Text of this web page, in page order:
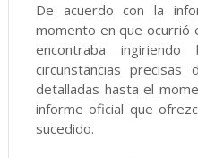
De acuerdo con la
momento en que ocurrió
encontraba ingiriendo
circunstancias
detalladas hasta el
informe oficial que
sucedido.